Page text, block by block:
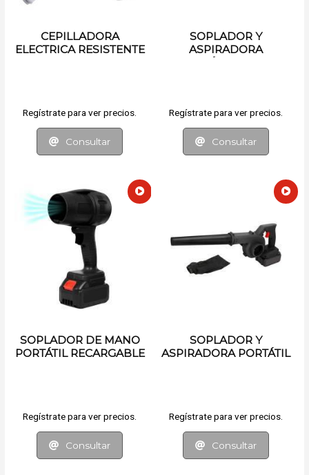
CEPILLADORA
ELECTRICA RESISTENTE
Regístrate para ver precios.
Consultar
SOPLADOR Y
ASPIRADORA
Regístrate para ver precios.
Consultar
SOPLADOR DE MANO
PORTÁTIL RECARGABLE
Regístrate para ver precios.
Consultar
SOPLADOR Y
ASPIRADORA PORTÁTIL
Regístrate para ver precios.
Consultar